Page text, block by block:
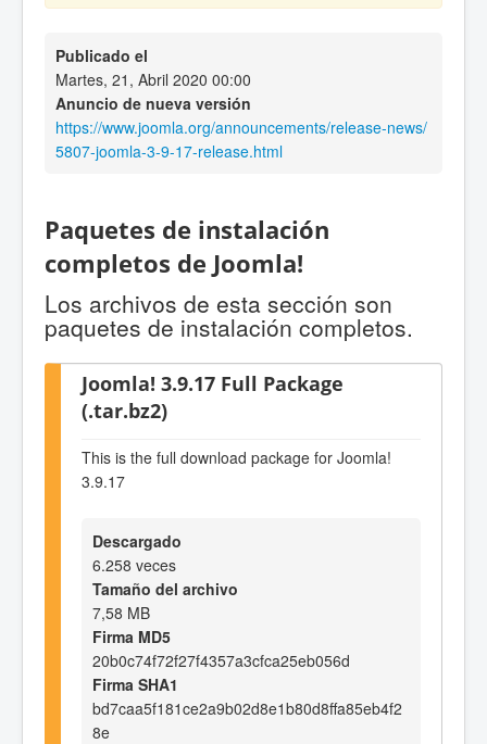
Publicado el
Martes, 21, Abril 2020 00:00
Anuncio de nueva versión
https://www.joomla.org/announcements/release-news/
5807-joomla-3-9-17-release.html
Paquetes de instalación
completos de Joomla!
Los archivos de esta sección son
paquetes de instalación completos.
Joomla! 3.9.17 Full Package
(.tar.bz2)
This is the full download package for Joomla!
3.9.17
Descargado
6.258 veces
Tamaño del archivo
7,58 MB
Firma MD5
20b0c74f72f27f4357a3cfca25eb056d
Firma SHA1
bd7caa5f181ce2a9b02d8e1b80d8ffa85eb4f2
8e